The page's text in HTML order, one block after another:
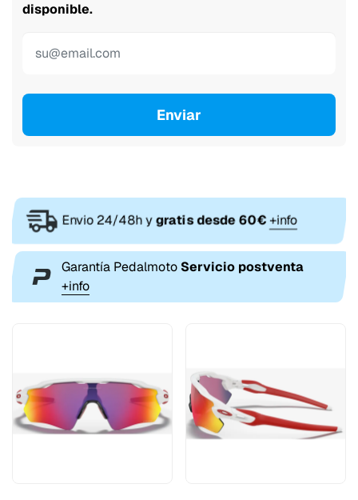
disponible.
Enviar
Envio 24/48h ygratis desde 60€+info
Garantía Pedalmoto Servicio postventa
+info